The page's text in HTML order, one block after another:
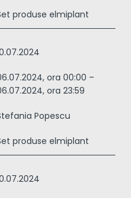
produse elmiplant
ora 00:00 –
ora 23:59
Popescu
produse elmiplant